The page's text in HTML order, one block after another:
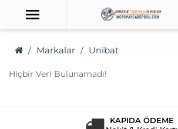
Markalar Unibat
Hiçbir Veri Bulunamadı!
KAPIDA ÖDEME